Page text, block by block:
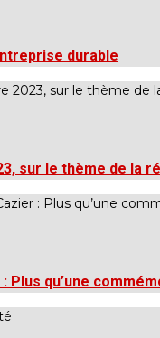
durable
sur le thème de la
Plus qu’une